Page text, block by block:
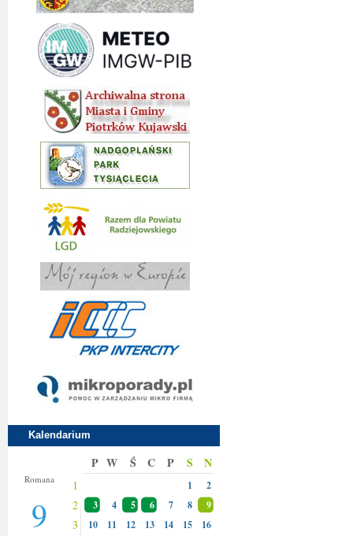
Kalendarium
Romana
9
P W Ś C P S N
1 1 2
2 3 4 5 6 7 8 9
3 10 11 12 13 14 15 16